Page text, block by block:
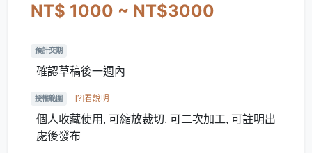
NT$ 1000 ~ NT$3000
預計交期
確認草稿後一週內
授權範圍 [?]看說明
個人收藏使用, 可縮放裁切, 可二次加工, 可註明出
處後發布